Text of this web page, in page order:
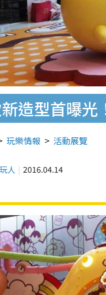
造型首曝光
玩樂情報 活動展覽
人 2016.04.14